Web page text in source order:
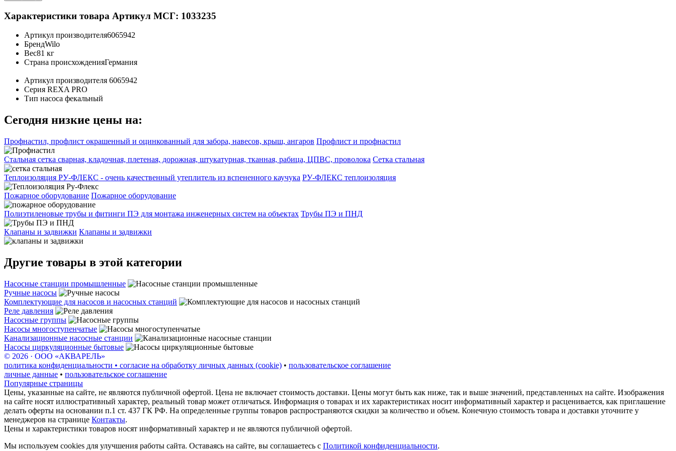
Характеристики товара Артикул МСГ: 1033235
Артикул производителя6065942
БрендWilo
Вес81 кг
Страна происхожденияГермания
Артикул производителя 6065942
Серия REXA PRO
Тип насоса фекальный
Сегодня низкие цены на:
Профнастил, профлист окрашенный и оцинкованный для забора, навесов, крыш, ангаров Профлист и профнастил
Стальная сетка сварная, кладочная, плетеная, дорожная, штукатурная, тканная, рабица, ЦПВС, проволока Сетка стальная
Теплоизоляция РУ-ФЛЕКС - очень качественный утеплитель из вспененного каучука РУ-ФЛЕКС теплоизоляция
Пожарное оборудование Пожарное оборудование
Полиэтиленовые трубы и фитинги ПЭ для монтажа инженерных систем на объектах Трубы ПЭ и ПНД
Клапаны и задвижки Клапаны и задвижки
Другие товары в этой категории
Насосные станции промышленные
Ручные насосы
Комплектующие для насосов и насосных станций
Реле давления
Насосные группы
Насосы многоступенчатые
Канализационные насосные станции
Насосы циркуляционные бытовые
© 2026 · ООО «АКВАРЕЛЬ»
политика конфиденциальности • согласие на обработку личных данных (cookie) • пользовательское соглашение
личные данные • пользовательское соглашение
Популярные страницы
Цены, указанные на сайте, не являются публичной офертой. Цена не включает стоимость доставки. Цены могут быть как ниже, так и выше значений, представленных на сайте. Изображения
на сайте носят иллюстративный характер, реальный товар может отличаться. Информация о товарах и их характеристиках носит информативный характер и расценивается, как приглашение
делать оферты на основании п.1 ст. 437 ГК РФ. На определенные группы товаров распространяются скидки за количество и объем. Конечную стоимость товара и доставки уточните у
менеджеров на странице Контакты.
Цены и характеристики товаров носят информативный характер и не являются публичной офертой.
Мы используем cookies для улучшения работы сайта. Оставаясь на сайте, вы соглашаетесь с Политикой конфиденциальности.